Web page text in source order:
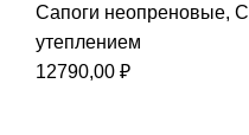
Сапоги неопреновые,
утеплением
12790,00 ₽